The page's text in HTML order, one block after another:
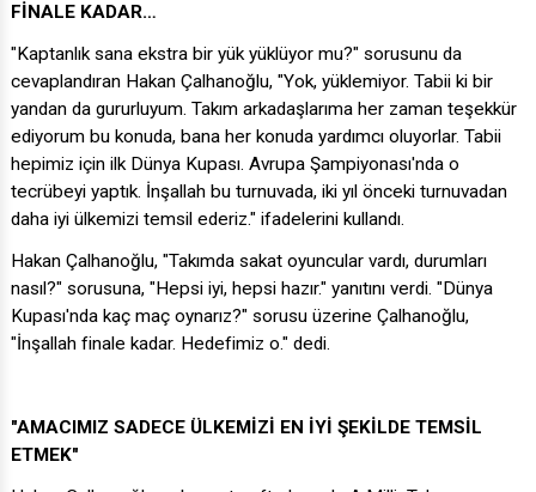
FİNALE KADAR…
"Kaptanlık sana ekstra bir yük yüklüyor mu?" sorusunu da
cevaplandıran Hakan Çalhanoğlu, "Yok, yüklemiyor. Tabii ki bir
yandan da gururluyum. Takım arkadaşlarıma her zaman teşekkür
ediyorum bu konuda, bana her konuda yardımcı oluyorlar. Tabii
hepimiz için ilk Dünya Kupası. Avrupa Şampiyonası'nda o
tecrübeyi yaptık. İnşallah bu turnuvada, iki yıl önceki turnuvadan
daha iyi ülkemizi temsil ederiz." ifadelerini kullandı.
Hakan Çalhanoğlu, "Takımda sakat oyuncular vardı, durumları
nasıl?" sorusuna, "Hepsi iyi, hepsi hazır." yanıtını verdi. "Dünya
Kupası'nda kaç maç oynarız?" sorusu üzerine Çalhanoğlu,
"İnşallah finale kadar. Hedefimiz o." dedi.
"AMACIMIZ SADECE ÜLKEMİZİ EN İYİ ŞEKİLDE TEMSİL
ETMEK"